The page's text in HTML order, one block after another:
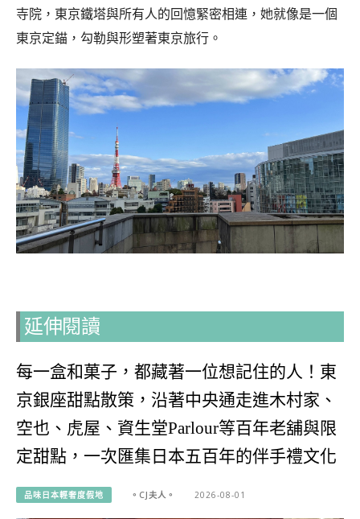
寺院，東京鐵塔與所有人的回憶緊密相連，她就像是一個
東京定錨，勾勒與形塑著東京旅行。
延伸閱讀
每一盒和菓子，都藏著一位想記住的人！東
京銀座甜點散策，沿著中央通走進木村家、
空也、虎屋、資生堂Parlour等百年老舖與限
定甜點，一次匯集日本五百年的伴手禮文化
品味日本輕奢度假地 。CJ夫人。 2026-08-01